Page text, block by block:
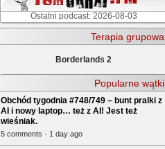
Ostatni podcast: 2026-08-03
Terapia grupowa
Borderlands 2
Popularne wątki
Obchód tygodnia #748/749 – bunt pralki z
AI i nowy laptop… też z AI! Jest też
wieśniak.
5 comments · 1 day ago